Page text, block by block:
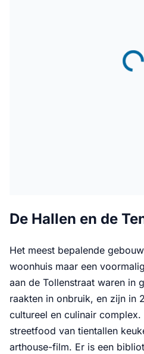
De Hallen en de
Het meest bepalende
woonhuis maar een
aan de Tollenstraat waren in
raakten in onbruik, en zijn in
cultureel en culinair
streetfood van tientallen
arthouse-film. Er is een